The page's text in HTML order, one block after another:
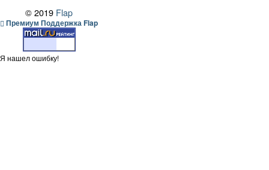
© 2019 Flap
Премиум Поддержка Flap
Я нашел ошибку!